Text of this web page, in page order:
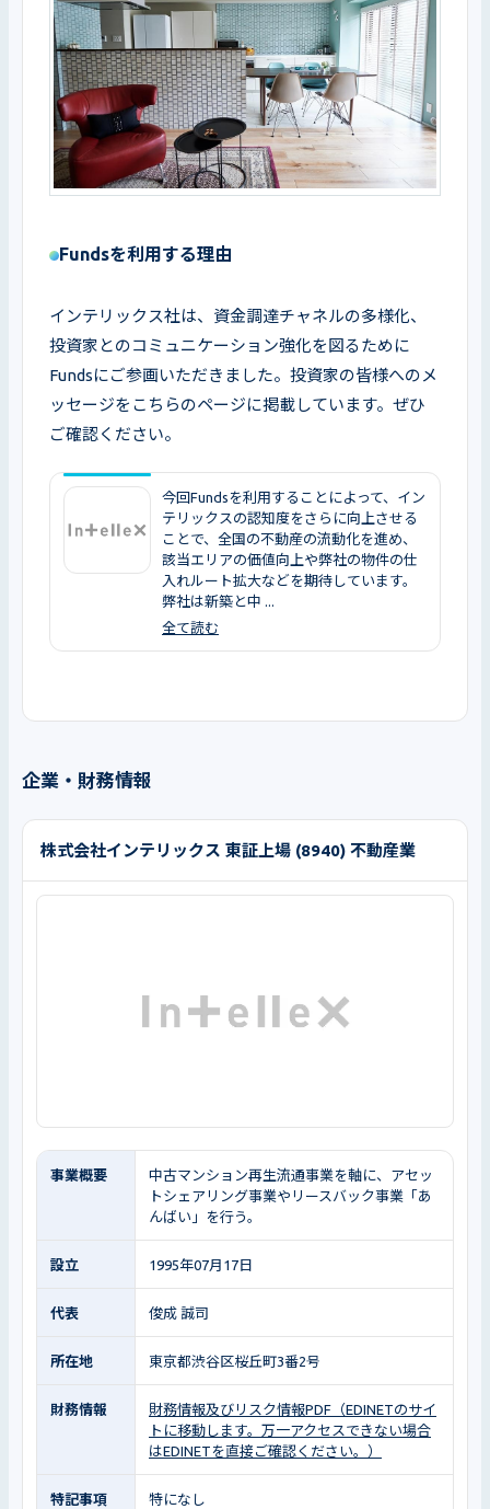
Fundsを利用する理由
インテリックス社は、資金調達チャネルの多様化、
投資家とのコミュニケーション強化を図るために
Fundsにご参画いただきました。投資家の皆様へのメ
ッセージをこちらのページに掲載しています。ぜひ
ご確認ください。
今回Fundsを利用することによって、イン
テリックスの認知度をさらに向上させる
ことで、全国の不動産の流動化を進め、
該当エリアの価値向上や弊社の物件の仕
入れルート拡大などを期待しています。
弊社は新築と中 ...
全て読む
企業・財務情報
株式会社インテリックス 東証上場 (8940) 不動産業
事業概要
中古マンション再生流通事業を軸に、アセッ
トシェアリング事業やリースバック事業「あ
んばい」を行う。
設立 1995年07月17日
代表 俊成 誠司
所在地 東京都渋谷区桜丘町3番2号
財務情報
財務情報及びリスク情報PDF（EDINETのサイ
トに移動します。万一アクセスできない場合
はEDINETを直接ご確認ください。）
特記事項 特になし